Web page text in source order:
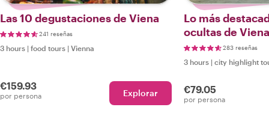
Las 10 degustaciones de Viena
241 reseñas
3 hours | food tours | Vienna
€159.93
por persona Explorar
Lo más
ocultas de Viena
283 reseñas
3 hours | city highlight
€79.05
por persona